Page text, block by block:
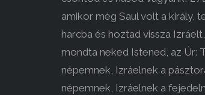
amikor még Saul volt a király,
harcba és hoztad vissza
mondta neked Istened, az Úr:
népemnek, Izráelnek a
népemnek, Izráelnek a